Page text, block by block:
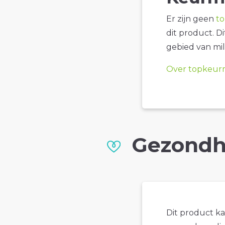
Er zijn geen
dit product.
gebied van
Over
Dit product